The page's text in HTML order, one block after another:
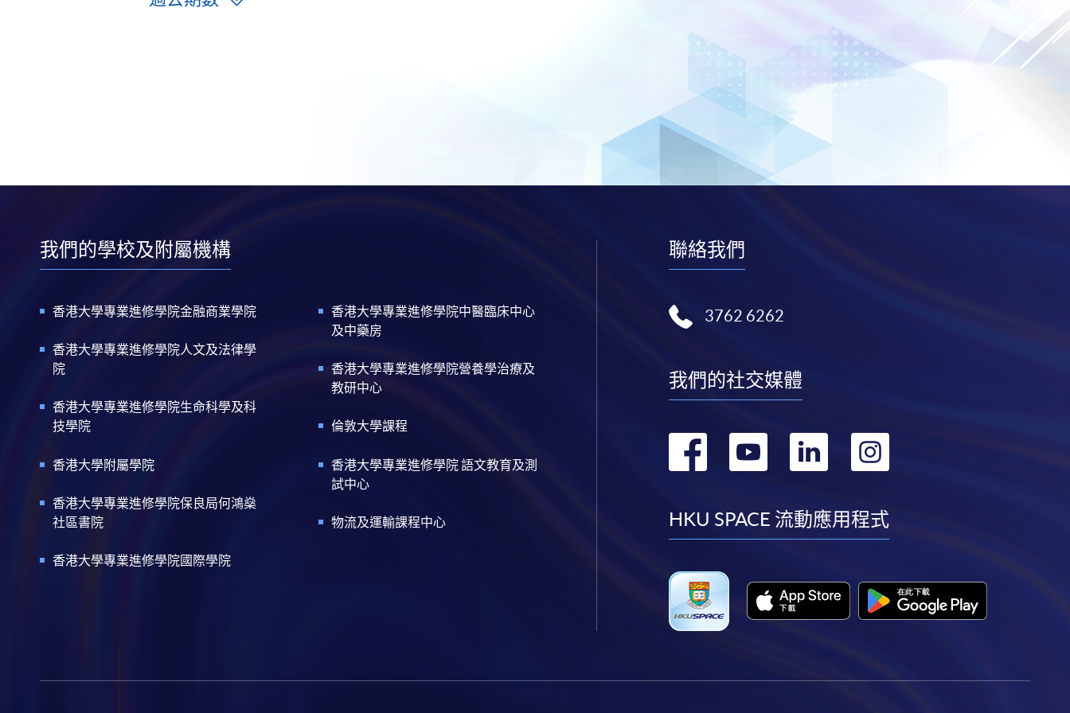
我們的學校及附屬機構
香港大學專業進修學院金融商業學院
香港大學專業進修學院人文及法律學
院
香港大學專業進修學院生命科學及科
技學院
香港大學附屬學院
香港大學專業進修學院保良局何鴻燊
社區書院
香港大學專業進修學院國際學院
香港大學專業進修學院中醫臨床中心
及中藥房
香港大學專業進修學院營養學治療及
教研中心
倫敦大學課程
香港大學專業進修學院 語文教育及測
試中心
物流及運輸課程中心
聯絡我們
3762 6262
我們的社交媒體
轉
facebook
轉
youtube
轉
linkedin
轉
instagram
HKU SPACE 流動應用程式